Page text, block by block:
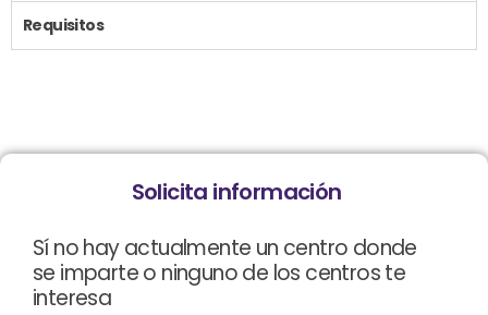
Requisitos
Solicita información
Sí no hay actualmente un centro donde
se imparte o ninguno de los centros te
interesa